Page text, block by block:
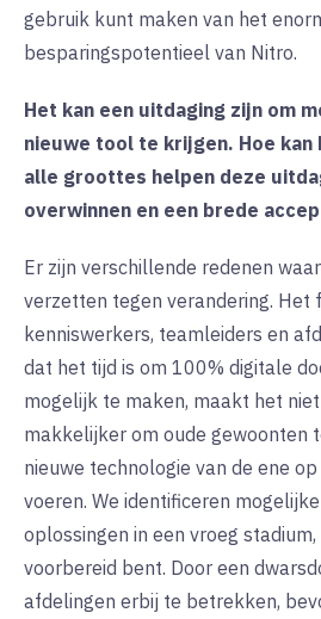
gebruik kunt maken van het
besparingspotentieel van Nitro.
Het kan een uitdaging zijn om
nieuwe tool te krijgen. Hoe kan
alle groottes helpen deze
overwinnen en een brede
Er zijn verschillende redenen
verzetten tegen verandering. Het
kenniswerkers, teamleiders en
dat het tijd is om 100% digitale
mogelijk te maken, maakt het
makkelijker om oude gewoonten
nieuwe technologie van de ene
voeren. We identificeren
oplossingen in een vroeg
voorbereid bent. Door een
afdelingen erbij te betrekken,